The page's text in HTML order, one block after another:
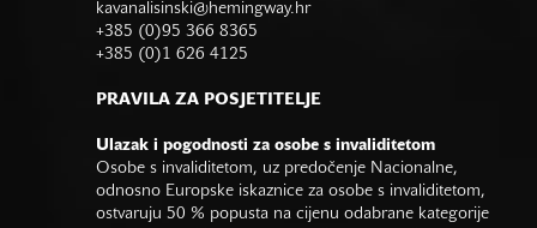
kavanalisinski@hemingway.hr
+385 (0)95 366 8365
+385 (0)1 626 4125
PRAVILA ZA POSJETITELJE
Ulazak i pogodnosti za osobe s invaliditetom
Osobe s invaliditetom, uz predočenje Nacionalne,
odnosno Europske iskaznice za osobe s invaliditetom,
ostvaruju 50 % popusta na cijenu odabrane kategorije